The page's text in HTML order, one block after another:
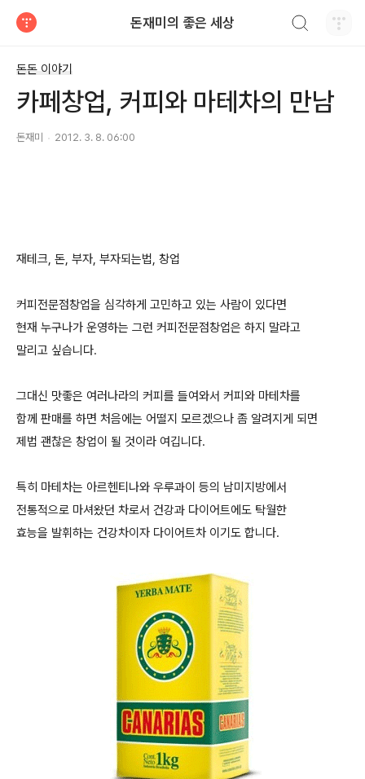
돈재미의 좋은 세상
돈돈 이야기
카페창업, 커피와 마테차의 만남
돈재미 2012. 3. 8. 06:00
재테크, 돈, 부자, 부자되는법, 창업
커피전문점창업을 심각하게 고민하고 있는 사람이 있다면
현재 누구나가 운영하는 그런 커피전문점창업은 하지 말라고
말리고 싶습니다.
그대신 맛좋은 여러나라의 커피를 들여와서 커피와 마테차를
함께 판매를 하면 처음에는 어떨지 모르겠으나 좀 알려지게 되면
제법 괜찮은 창업이 될 것이라 여깁니다.
특히 마테차는 아르헨티나와 우루과이 등의 남미지방에서
전통적으로 마셔왔던 차로서 건강과 다이어트에도 탁월한
효능을 발휘하는 건강차이자 다이어트차 이기도 합니다.